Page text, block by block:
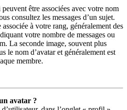
être associées avec votre nom
consultez les messages d’un sujet.
associée à votre rang, généralement des
votre nombre de messages ou
La seconde image, souvent plus
le nom d’avatar et généralement est
membre.
avatar ?